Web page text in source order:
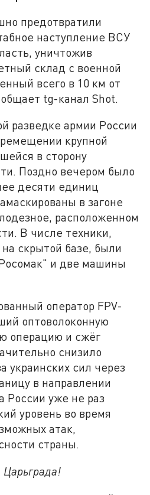
предотвратили
наступление ВСУ
уничтожив
склад с военной
всего в 10 км от
tg-канал Shot.
разведке армии России
крупной
в сторону
Поздно вечером было
десяти единиц
в загоне
расположенном
В числе техники,
скрытой базе, были
и две машины
оператор FPV-
оптоволоконную
операцию и сжёг
снизило
украинских сил через
в направлении
России уже не раз
уровень во время
атак,
страны.